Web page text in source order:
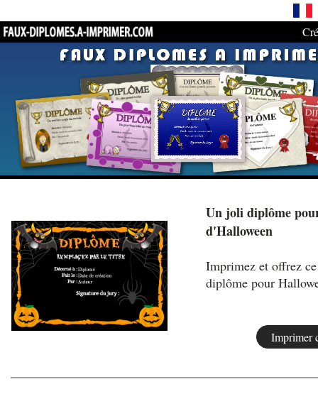
Un joli diplôme
d'Halloween
Imprimez et offrez
diplôme pour